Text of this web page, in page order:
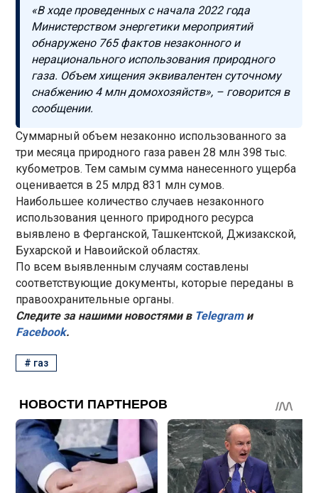
«В ходе проведенных с начала 2022 года
Министерством энергетики мероприятий
обнаружено 765 фактов незаконного и
нерационального использования природного
газа. Объем хищения эквивалентен суточному
снабжению 4 млн домохозяйств», – говорится в
сообщении.
Суммарный объем незаконно использованного за
три месяца природного газа равен 28 млн 398 тыс.
кубометров. Тем самым сумма нанесенного ущерба
оценивается в 25 млрд 831 млн сумов.
Наибольшее количество случаев незаконного
использования ценного природного ресурса
выявлено в Ферганской, Ташкентской, Джизакской,
Бухарской и Навоийской областях.
По всем выявленным случаям составлены
соответствующие документы, которые переданы в
правоохранительные органы.
Следите за нашими новостями вTelegramи
Facebook.
# газ